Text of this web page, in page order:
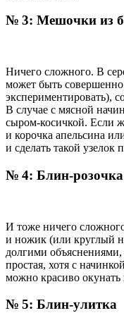
№ 3: Мешочки из
Ничего сложного. В
может быть
экспериментировать),
В случае с мясной
сыром-косичкой. Если
и корочка апельсина
и сделать такой
№ 4: Блин-розочка
И тоже ничего
и ножик (или круглый
долгими объяснениями,
простая, хотя с
можно красиво окунать
№ 5: Блин-улитка